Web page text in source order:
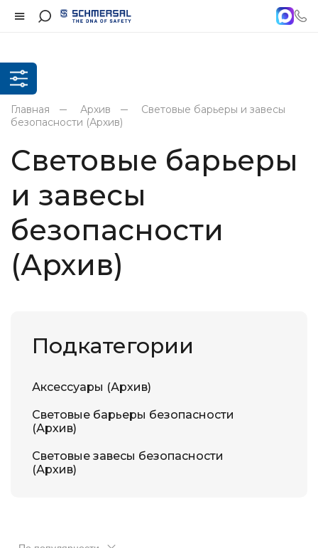
Главная Архив
Световые барьеры и завесы
безопасности (Архив)
Световые барьеры
и завесы
безопасности
(Архив)
Подкатегории
Аксессуары (Архив)
Световые барьеры безопасности
(Архив)
Световые завесы безопасности
(Архив)